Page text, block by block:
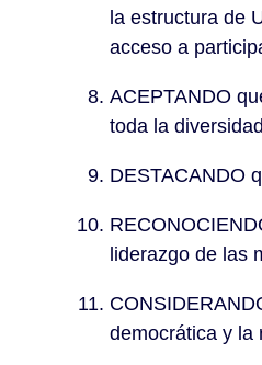
la estructura de
acceso a
ACEPTANDO
toda la
DESTACANDO
liderazgo de las
democrática y la